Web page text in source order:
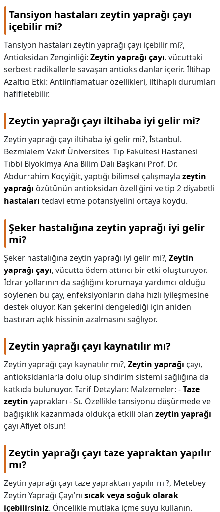
Tansiyon hastaları zeytin yaprağı çayı
içebilir mi?
Tansiyon hastaları zeytin yaprağı çayı içebilir mi?,
Antioksidan Zenginliği: Zeytin yaprağı çayı, vücuttaki
serbest radikallerle savaşan antioksidanlar içerir. İltihap
Azaltıcı Etki: Antiinflamatuar özellikleri, iltihaplı durumları
hafifletebilir.
Zeytin yaprağı çayı iltihaba iyi gelir mi?
Zeytin yaprağı çayı iltihaba iyi gelir mi?, İstanbul.
Bezmialem Vakıf Üniversitesi Tıp Fakültesi Hastanesi
Tıbbi Biyokimya Ana Bilim Dalı Başkanı Prof. Dr.
Abdurrahim Koçyiğit, yaptığı bilimsel çalışmayla zeytin
yaprağı özütünün antioksidan özelliğini ve tip 2 diyabetli
hastaları tedavi etme potansiyelini ortaya koydu.
Şeker hastalığına zeytin yaprağı iyi gelir
mi?
Şeker hastalığına zeytin yaprağı iyi gelir mi?, Zeytin
yaprağı çayı, vücutta ödem attırıcı bir etki oluşturuyor.
İdrar yollarının da sağlığını korumaya yardımcı olduğu
söylenen bu çay, enfeksiyonların daha hızlı iyileşmesine
destek oluyor. Kan şekerini dengelediği için aniden
bastıran açlık hissinin azalmasını sağlıyor.
Zeytin yaprağı çayı kaynatılır mı?
Zeytin yaprağı çayı kaynatılır mı?, Zeytin yaprağı çayı,
antioksidanlarla dolu olup sindirim sistemi sağlığına da
katkıda bulunuyor. Tarif Detayları: Malzemeler: -Taze
zeytin yaprakları - Su Özellikle tansiyonu düşürmede ve
bağışıklık kazanmada oldukça etkili olan zeytin yaprağı
çayı Afiyet olsun!
Zeytin yaprağı çayı taze yapraktan yapılır
mı?
Zeytin yaprağı çayı taze yapraktan yapılır mı?, Metebey
Zeytin Yaprağı Çayı'nı sıcak veya soğuk olarak
içebilirsiniz. Öncelikle mutlaka içme suyu kullanın.